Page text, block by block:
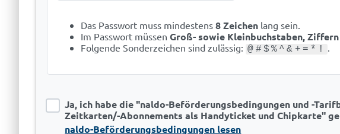
Das Passwort muss mindestens8 Zeichen lang sein.
Im Passwort müssenGroß- sowie Kleinbuchstaben,
Folgende Sonderzeichen sind zulässig: @#$%^&+=*!
Ja, ich habe die "naldo-Beförderungsbedingungen und -
Zeitkarten/-Abonnements als Handyticket und Chipkarte"
naldo-Beförderungsbedingungen lesen